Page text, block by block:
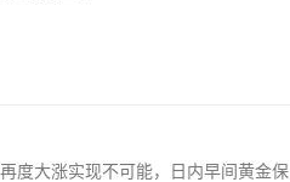
度大涨实现不可能，日内早间黄金保